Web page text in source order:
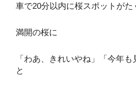
車で20分以内に桜スポットがた
満開の桜に
「わあ、きれいやね」「今年も
と